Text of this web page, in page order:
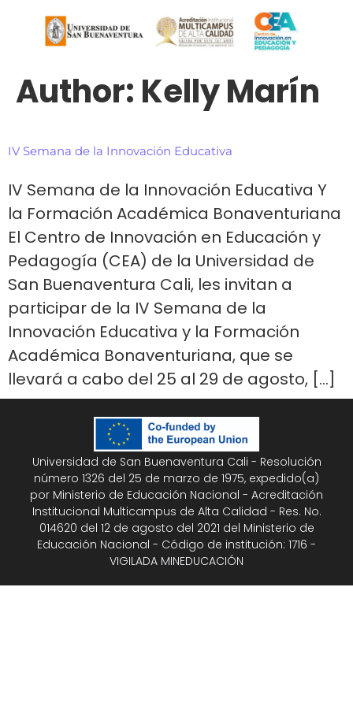
Author: Kelly Marín
IV Semana de la Innovación Educativa
IV Semana de la Innovación Educativa Y
la Formación Académica Bonaventuriana
El Centro de Innovación en Educación y
Pedagogía (CEA) de la Universidad de
San Buenaventura Cali, les invitan a
participar de la IV Semana de la
Innovación Educativa y la Formación
Académica Bonaventuriana, que se
llevará a cabo del 25 al 29 de agosto, […]
Universidad de San Buenaventura Cali - Resolución
número 1326 del 25 de marzo de 1975, expedido(a)
por Ministerio de Educación Nacional - Acreditación
Institucional Multicampus de Alta Calidad - Res. No.
014620 del 12 de agosto del 2021 del Ministerio de
Educación Nacional - Código de institución: 1716 -
VIGILADA MINEDUCACIÓN